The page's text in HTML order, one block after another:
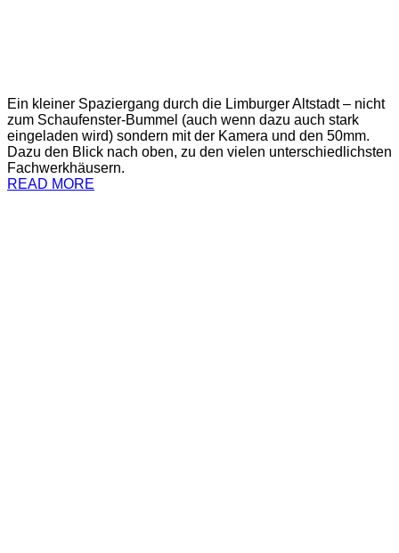
Ein kleiner Spaziergang durch die Limburger Altstadt – nicht
zum Schaufenster-Bummel (auch wenn dazu auch stark
eingeladen wird) sondern mit der Kamera und den 50mm.
Dazu den Blick nach oben, zu den vielen unterschiedlichsten
Fachwerkhäusern.
READ MORE